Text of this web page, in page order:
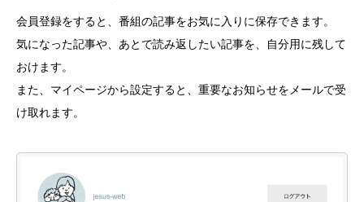
会員登録をすると、番組の記事をお気に入りに保存できます。
気になった記事や、あとで読み返したい記事を、自分用に残して
おけます。
また、マイページから設定すると、重要なお知らせをメールで受
け取れます。